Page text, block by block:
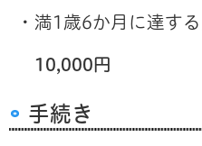
・満1歳6か月に達す
10,000円
手続き